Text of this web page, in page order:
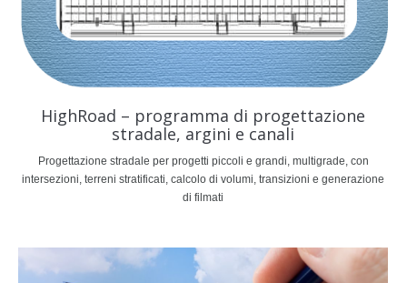
HighRoad – programma di progettazione
stradale, argini e canali
Progettazione stradale per progetti piccoli e grandi, multigrade, con
intersezioni, terreni stratificati, calcolo di volumi, transizioni e generazione
di filmati